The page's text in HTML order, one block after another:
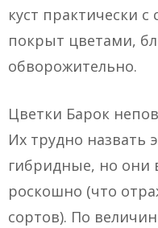
куст практически
покрыт цветами,
обворожительно.
Цветки Барок
Их трудно назвать
гибридные, но они
роскошно (что
сортов). По